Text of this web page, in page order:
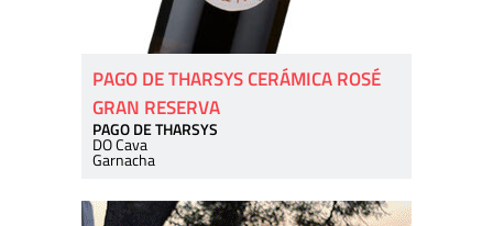
PAGO DE THARSYS CERÁMICA ROSÉ
GRAN RESERVA
PAGO DE THARSYS
DO Cava
Garnacha